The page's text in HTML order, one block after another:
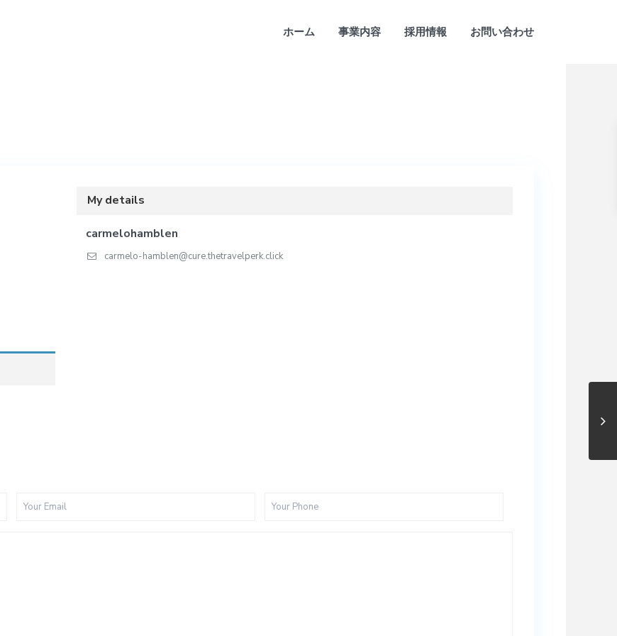
ホーム 事業内容 採用情報 お問い合わせ
My details
carmelohamblen
carmelo-hamblen@cure.thetravelperk.click